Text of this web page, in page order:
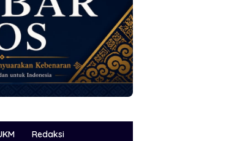
Redaksi